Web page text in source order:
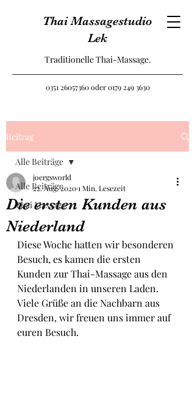
Thai Massagestudio
Lek
Traditionelle Thai-Massage.
0351 26057360oder0179 249 3630
Beitrag
Alle Beiträge
Thai Massage
Alle Beiträge
Die ersten Kunden aus
Niederland
joergsworld
22. Aug. 20201 Min. Lesezeit
Diese Woche hatten wir besonderen
Besuch, es kamen die ersten
Kunden zur Thai-Massage aus den
Niederlanden in unseren Laden.
Viele Grüße an die Nachbarn aus
Dresden, wir freuen uns immer auf
euren Besuch.